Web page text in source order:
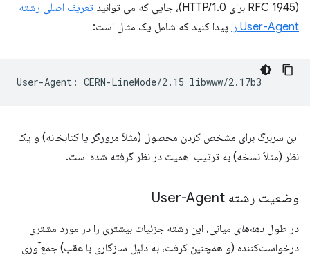
(RFC 1945 برای HTTP/1.0)، جایی که می توانید
تعریف اصلی رشته
User-Agent را
پیدا کنید که شامل یک مثال است:
این سربرگ برای مشخص کردن محصول (مثلاً مرورگر یا کتابخانه) و یک
نظر (مثلاً نسخه) به ترتیب اهمیت در نظر گرفته شده است.
وضعیت رشته User-Agent
در طول دهه‌های میانی، این رشته جزئیات بیشتری را در مورد مشتری
درخواست‌کننده (و همچنین کرفت، به دلیل سازگاری با عقب) جمع‌آوری